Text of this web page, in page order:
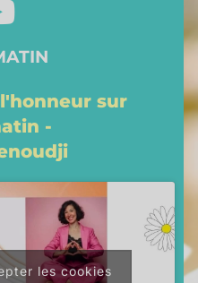
sur
-
les cookies